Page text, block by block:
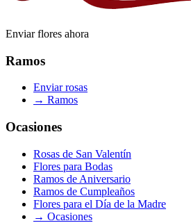
Enviar flores ahora
Ramos
Enviar rosas
→ Ramos
Ocasiones
Rosas de San Valentín
Flores para Bodas
Ramos de Aniversario
Ramos de Cumpleaños
Flores para el Día de la Madre
→ Ocasiones